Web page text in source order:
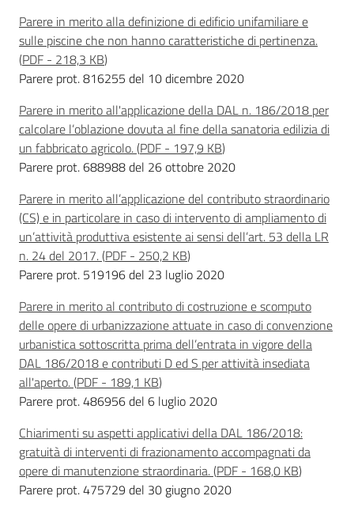
Parere in merito alla definizione di edificio unifamiliare e
sulle piscine che non hanno caratteristiche di pertinenza.
(PDF - 218,3 KB)
Parere prot. 816255 del 10 dicembre 2020
Parere in merito all'applicazione della DAL n. 186/2018 per
calcolare l’oblazione dovuta al fine della sanatoria edilizia di
un fabbricato agricolo.(PDF - 197,9 KB)
Parere prot. 688988 del 26 ottobre 2020
Parere in merito all’applicazione del contributo straordinario
(CS) e in particolare in caso di intervento di ampliamento di
un’attività produttiva esistente ai sensi dell’art. 53 della LR
n. 24 del 2017.(PDF - 250,2 KB)
Parere prot. 519196 del 23 luglio 2020
Parere in merito al contributo di costruzione e scomputo
delle opere di urbanizzazione attuate in caso di convenzione
urbanistica sottoscritta prima dell’entrata in vigore della
DAL 186/2018 e contributi D ed S per attività insediata
all'aperto.(PDF - 189,1 KB)
Parere prot. 486956 del 6 luglio 2020
Chiarimenti su aspetti applicativi della DAL 186/2018:
gratuità di interventi di frazionamento accompagnati da
opere di manutenzione straordinaria.(PDF - 168,0 KB)
Parere prot. 475729 del 30 giugno 2020